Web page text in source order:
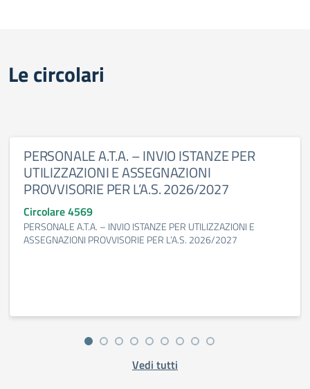
Le circolari
PERSONALE A.T.A. – INVIO ISTANZE PER
UTILIZZAZIONI E ASSEGNAZIONI
PROVVISORIE PER L’A.S. 2026/2027
Circolare 4569
PERSONALE A.T.A. – INVIO ISTANZE PER UTILIZZAZIONI E
ASSEGNAZIONI PROVVISORIE PER L’A.S. 2026/2027
Vedi tutti